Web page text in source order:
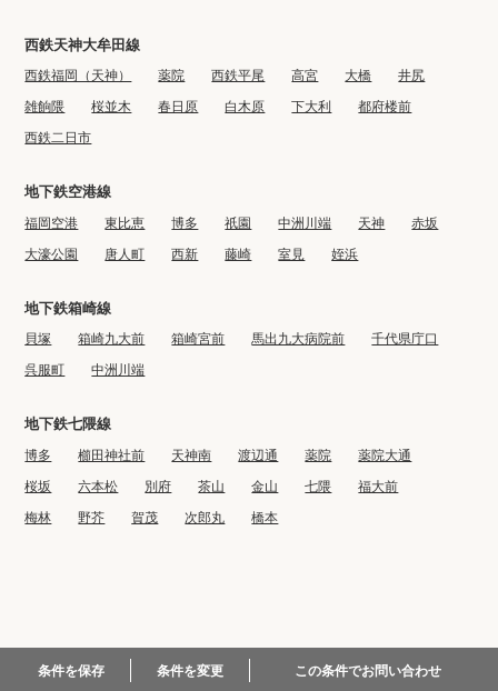
条件を保存 条件を変更 この条件でお問い合わせ
西鉄天神大牟田線
西鉄福岡（天神） 薬院 西鉄平尾 高宮 大橋
井尻
雑餉隈
桜並木 春日原 白木原 下大利
都府楼前
西鉄二日市
地下鉄空港線
福岡空港 東比恵 博多 祇園 中洲川端 天神
赤坂
大濠公園
唐人町 西新 藤崎 室見 姪浜
地下鉄箱崎線
貝塚 箱崎九大前 箱崎宮前 馬出九大病院前
千代県庁口
呉服町
中洲川端
地下鉄七隈線
博多 櫛田神社前 天神南 渡辺通 薬院
薬院大通
桜坂
六本松 別府 茶山 金山 七隈
福大前
梅林
野芥 賀茂 次郎丸 橋本
© 2022 BIG CO., LTD.